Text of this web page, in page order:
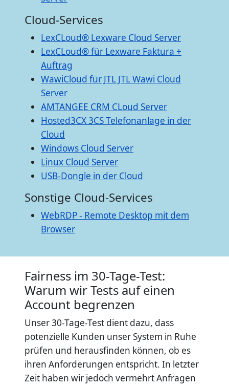
Cloud-Services
LexCLoud® Lexware Cloud Server
LexCLoud® für Lexware Faktura +
Auftrag
WawiCloud für JTL JTL Wawi Cloud
Server
AMTANGEE CRM CLoud Server
Hosted3CX 3CS Telefonanlage in der
Cloud
Windows Cloud Server
Linux Cloud Server
USB-Dongle in der Cloud
Sonstige Cloud-Services
WebRDP - Remote Desktop mit dem
Browser
Fairness im 30-Tage-Test:
Warum wir Tests auf einen
Account begrenzen
Unser 30-Tage-Test dient dazu, dass
potenzielle Kunden unser System in Ruhe
prüfen und herausfinden können, ob es
ihren Anforderungen entspricht. In letzter
Zeit haben wir jedoch vermehrt Anfragen